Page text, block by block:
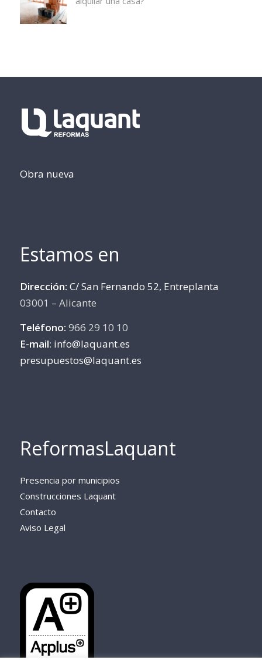
Obra nueva
Estamos en
Dirección: C/ San Fernando 52, Entreplanta
03001 – Alicante
Teléfono: 966 29 10 10
E-mail: info@laquant.es
presupuestos@laquant.es
ReformasLaquant
Presencia por municipios
Construcciones Laquant
Contacto
Aviso Legal